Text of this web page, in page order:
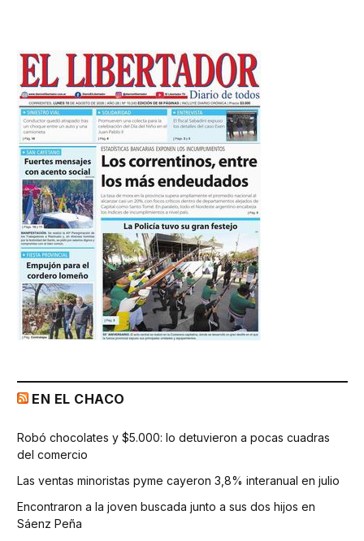
EN EL CHACO
Robó chocolates y $5.000: lo detuvieron a pocas cuadras
del comercio
Las ventas minoristas pyme cayeron 3,8% interanual en julio
Encontraron a la joven buscada junto a sus dos hijos en
Sáenz Peña